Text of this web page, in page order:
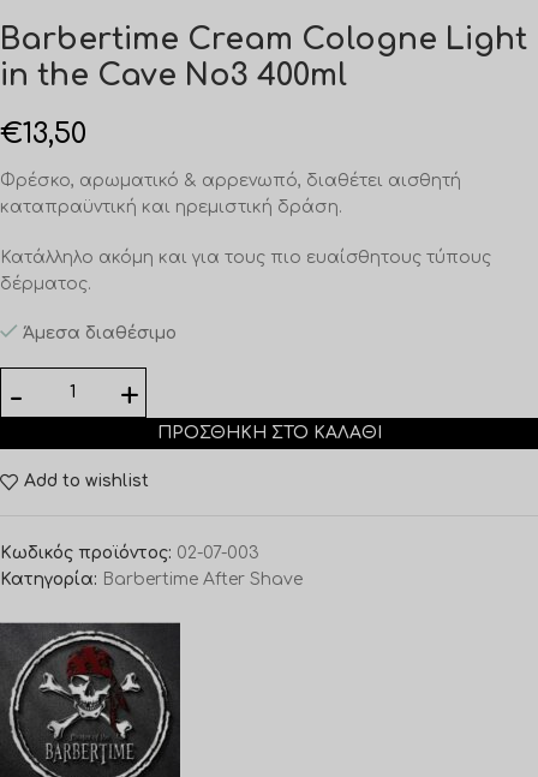
Barbertime Cream Cologne Light
in the Cave No3 400ml
€13,50
Φρέσκο, αρωματικό & αρρενωπό, διαθέτει αισθητή
καταπραϋντική και ηρεμιστική δράση.
Κατάλληλο ακόμη και για τους πιο ευαίσθητους τύπους
δέρματος.
Άμεσα διαθέσιμο
ΠΡΟΣΘΉΚΗ ΣΤΟ ΚΑΛΆΘΙ
Add to wishlist
Κωδικός προϊόντος: 02-07-003
Κατηγορία: Barbertime After Shave